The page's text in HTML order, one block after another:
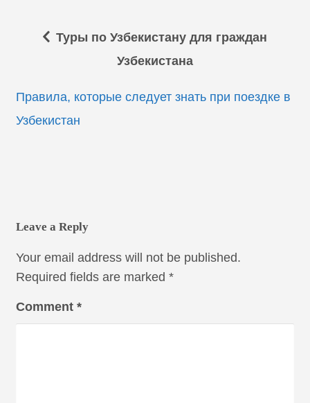
Туры по Узбекистану для граждан
Узбекистана
Правила, которые следует знать при поездке в
Узбекистан
Leave a Reply
Your email address will not be published.
Required fields are marked *
Comment *